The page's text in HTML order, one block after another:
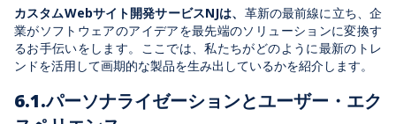
カスタムWebサイト開発サービスNJは、 革新の最前線に立ち、企
業がソフトウェアのアイデアを最先端のソリューションに変換す
るお手伝いをします。ここでは、私たちがどのように最新のトレ
ンドを活用して画期的な製品を生み出しているかを紹介します。
6.1.パーソナライゼーションとユーザー・エク